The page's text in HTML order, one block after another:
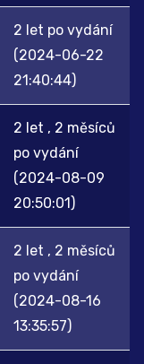
2 let po vydání
(2024-06-22
21:40:44)
2 let , 2 měsíců
po vydání
(2024-08-09
20:50:01)
2 let , 2 měsíců
po vydání
(2024-08-16
13:35:57)